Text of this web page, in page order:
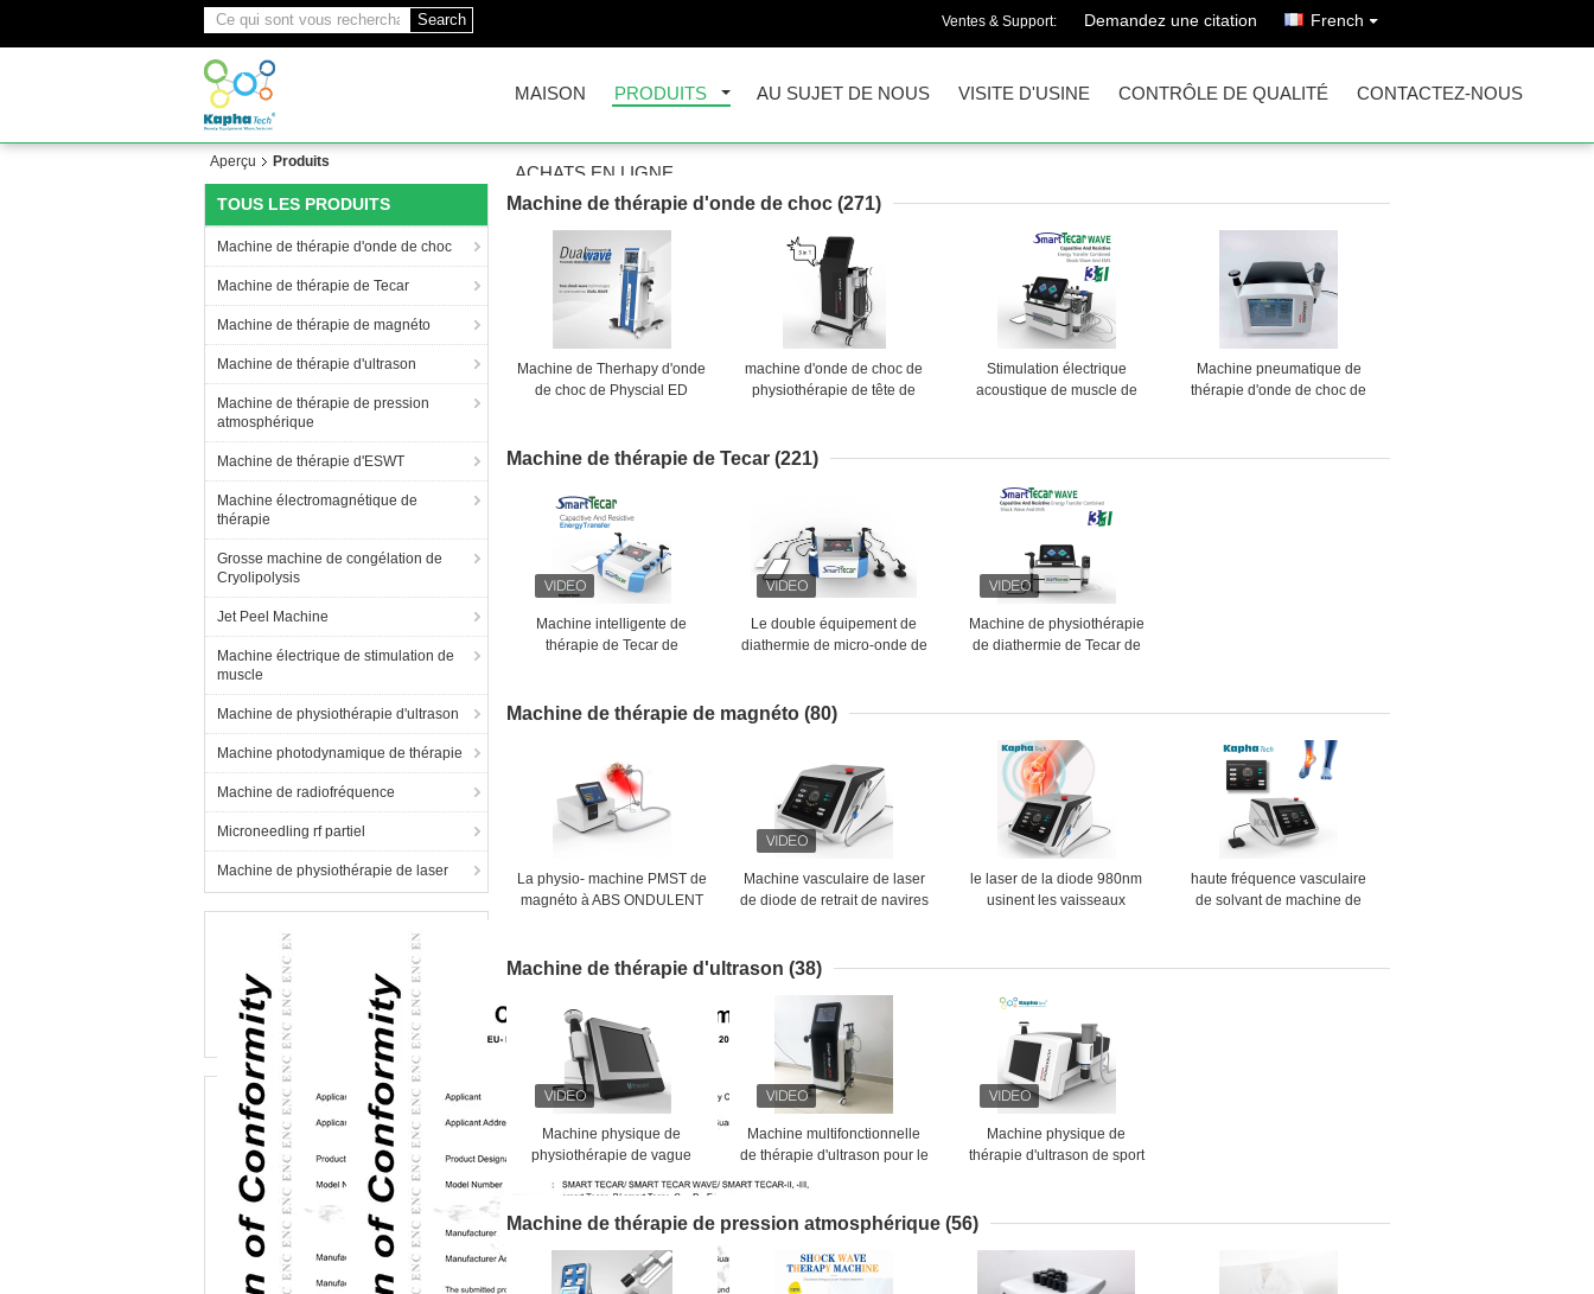
Search Ventes & Support: Demandez une citation French
MAISON PRODUITS AU SUJET DE NOUS VISITE D'USINE CONTRÔLE DE QUALITÉ CONTACTEZ-NOUS
ACHATS EN LIGNE
Aperçu Produits
TOUS LES PRODUITS
Machine de thérapie d'onde de choc
Machine de thérapie de Tecar
Machine de thérapie de magnéto
Machine de thérapie d'ultrason
Machine de thérapie de pression
atmosphérique
Machine de thérapie d'ESWT
Machine électromagnétique de
thérapie
Grosse machine de congélation de
Cryolipolysis
Jet Peel Machine
Machine électrique de stimulation de
muscle
Machine de physiothérapie d'ultrason
Machine photodynamique de thérapie
Machine de radiofréquence
Microneedling rf partiel
Machine de physiothérapie de laser
Machine de thérapie d'onde de choc (271)
Machine de Therhapy d'onde
de choc de Physcial ED
machine d'onde de choc de
physiothérapie de tête de
Stimulation électrique
acoustique de muscle de
Machine pneumatique de
thérapie d'onde de choc de
Machine de thérapie de Tecar (221)
Machine intelligente de
thérapie de Tecar de
Le double équipement de
diathermie de micro-onde de
de 80mm rf Tecar pour le
Machine de physiothérapie
de diathermie de Tecar de
sports
Machine de thérapie de magnéto (80)
La physio- machine PMST de
magnéto à ABS ONDULENT
de dos de PEMF
Machine vasculaire de laser
de diode de retrait de navires
le laser de la diode 980nm
usinent les vaisseaux
haute fréquence vasculaire
de solvant de machine de
Machine de thérapie d'ultrason (38)
Machine physique de
physiothérapie de vague
d'ultrason pour Fasciitis
plantaire
Machine multifonctionnelle
de thérapie d'ultrason pour le
dysfonctionnement érectile
Machine physique de
thérapie d'ultrason de sport
Machine de thérapie de pression atmosphérique (56)